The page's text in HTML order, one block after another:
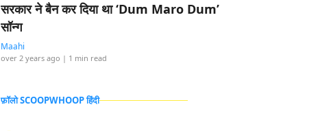
सरकार ने बैन कर दिया था ‘Dum Maro Dum’
सॉन्ग
Maahi
over 2 years ago | 1 min read
फ़ॉलो SCOOPWHOOP हिंदी